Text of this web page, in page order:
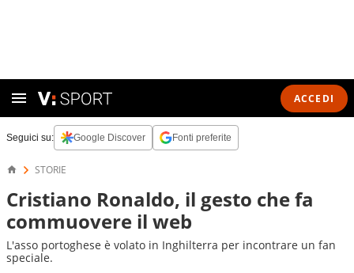
ACCEDI
Seguici su: Google Discover Fonti preferite
STORIE
Cristiano Ronaldo, il gesto che fa
commuovere il web
L'asso portoghese è volato in Inghilterra per incontrare un fan
speciale.